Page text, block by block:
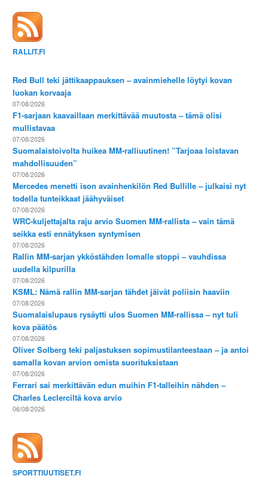
RALLIT.FI
Red Bull teki jättikaappauksen – avainmiehelle löytyi kovan
luokan korvaaja
07/08/2026
F1-sarjaan kaavaillaan merkittävää muutosta – tämä olisi
mullistavaa
07/08/2026
Suomalaistoivolta huikea MM-ralliuutinen! ”Tarjoaa loistavan
mahdollisuuden”
07/08/2026
Mercedes menetti ison avainhenkilön Red Bullille – julkaisi nyt
todella tunteikkaat jäähyväiset
07/08/2026
WRC-kuljettajalta raju arvio Suomen MM-rallista – vain tämä
seikka esti ennätyksen syntymisen
07/08/2026
Rallin MM-sarjan ykköstähden lomalle stoppi – vauhdissa
uudella kilpurilla
07/08/2026
KSML: Nämä rallin MM-sarjan tähdet jäivät poliisin haaviin
07/08/2026
Suomalaislupaus rysäytti ulos Suomen MM-rallissa – nyt tuli
kova päätös
07/08/2026
Oliver Solberg teki paljastuksen sopimustilanteestaan – ja antoi
samalla kovan arvion omista suorituksistaan
07/08/2026
Ferrari sai merkittävän edun muihin F1-talleihin nähden –
Charles Leclerciltä kova arvio
06/08/2026
SPORTTIUUTISET.FI